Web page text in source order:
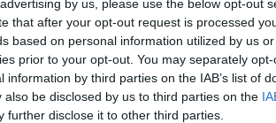
by us, please use the below opt-out
that after your opt-out request is processed
based on personal information utilized by us
prior to your opt-out. You may separately
by third parties on the IAB’s list of
be disclosed by us to third parties on the
further disclose it to other third parties.
Un regalo inaspettato e
rigetta il terrore ed esprime una